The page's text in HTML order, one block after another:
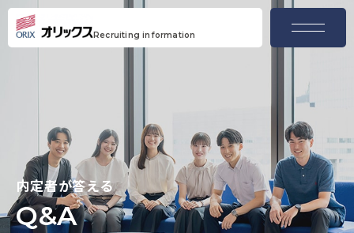
Recruiting information menu
内定者が答える
Q&A